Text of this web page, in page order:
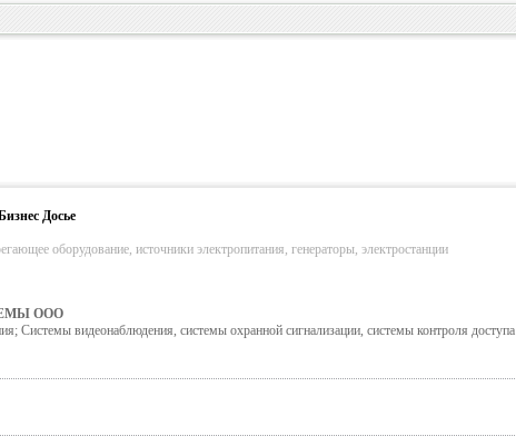
Досье
оборудование, источники электропитания, генераторы, электростанции
ООО
Системы видеонаблюдения, системы охранной сигнализации, системы контроля доступа